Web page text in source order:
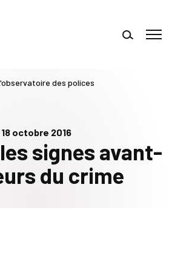
18 octobre 2016
signes avant-
du crime
des polices